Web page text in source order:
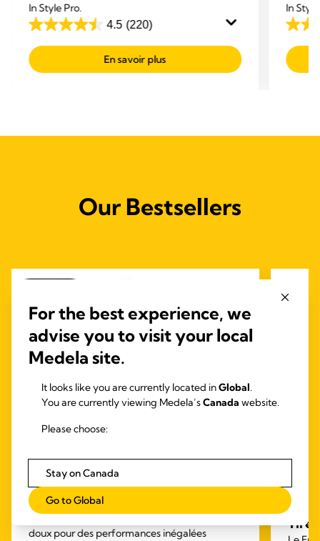
In Style Pro.
4.5 (220)
4.5
out
of
reviews
En savoir plus
In
4.5
out
of
Our Bestsellers
INBRA™ ÉLECTRIQUE
Magic InBra™
Magic InBra de Medela: Le tire-lait portable
doux pour des performances inégalées
For the best experience, we
advise you to visit your local
Medela site.
It looks like you are currently located inGlobal.
You are currently viewing Medela’sCanada website.
Please choose:
Stay on Canada
Go to Global